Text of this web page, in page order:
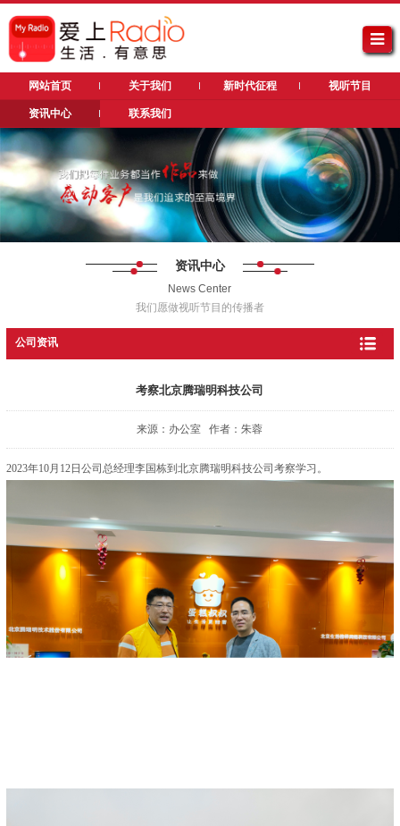
网站首页 关于我们 新时代征程 视听节目
资讯中心 联系我们
资讯中心
News Center
我们愿做视听节目的传播者
公司资讯
考察北京腾瑞明科技公司
来源：办公室 作者：朱蓉
2023年10月12日公司总经理李国栋到北京腾瑞明科技公司考察学习。